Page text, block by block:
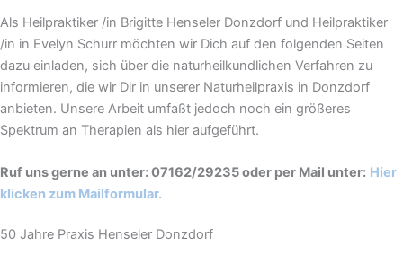
Als Heilpraktiker /in Brigitte Henseler Donzdorf und Heilpraktiker
/in in Evelyn Schurr möchten wir Dich auf den folgenden Seiten
dazu einladen, sich über die naturheilkundlichen Verfahren zu
informieren, die wir Dir in unserer Naturheilpraxis in Donzdorf
anbieten. Unsere Arbeit umfaßt jedoch noch ein größeres
Spektrum an Therapien als hier aufgeführt.
Ruf uns gerne an unter: 07162/29235 oder per Mail unter: Hier
klicken zum Mailformular.
50 Jahre Praxis Henseler Donzdorf